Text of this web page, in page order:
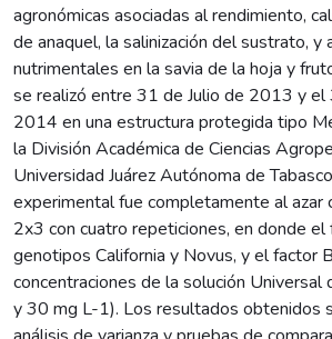
agronómicas asociadas al rendimiento,
de anaquel, la salinización del sustrato, y
nutrimentales en la savia de la hoja y
se realizó entre 31 de Julio de 2013 y el
2014 en una estructura protegida tipo
la División Académica de Ciencias
Universidad Juárez Autónoma de
experimental fue completamente al azar
2x3 con cuatro repeticiones, en donde
genotipos California y Novus, y el factor
concentraciones de la solución
y 30 mg L-1). Los resultados obtenidos